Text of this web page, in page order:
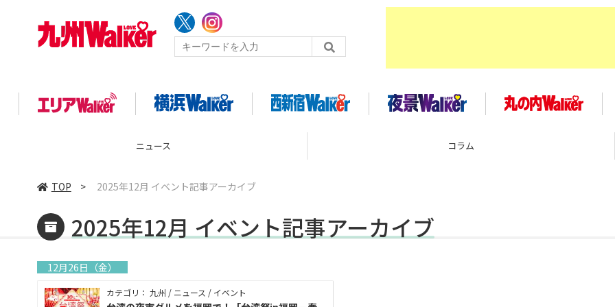
ニュース コラム
TOP > 2025年12月 イベント記事アーカイブ
2025年12月 イベント記事アーカイブ
12月26日（金）
カテゴリ： 九州 / ニュース / イベント